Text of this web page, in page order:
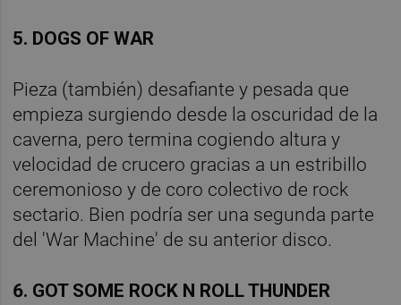
5. DOGS OF WAR
Pieza (también) desafiante y pesada que
empieza surgiendo desde la oscuridad de la
caverna, pero termina cogiendo altura y
velocidad de crucero gracias a un estribillo
ceremonioso y de coro colectivo de rock
sectario. Bien podría ser una segunda parte
del 'War Machine' de su anterior disco.
6. GOT SOME ROCK N ROLL THUNDER